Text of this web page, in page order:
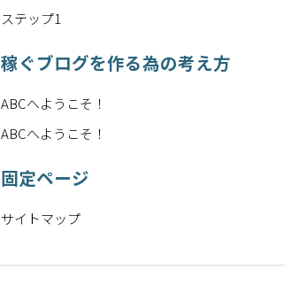
ステップ1
稼ぐブログを作る為の考え方
ABCへようこそ！
ABCへようこそ！
固定ページ
サイトマップ